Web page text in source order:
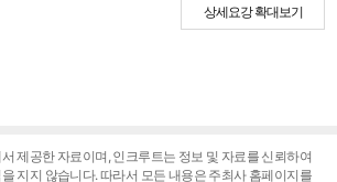
상세요강 확대보기
제공한 자료이며, 인크루트는 정보 및 자료를 신뢰하여
지지 않습니다. 따라서 모든 내용은 주최사 홈페이지를